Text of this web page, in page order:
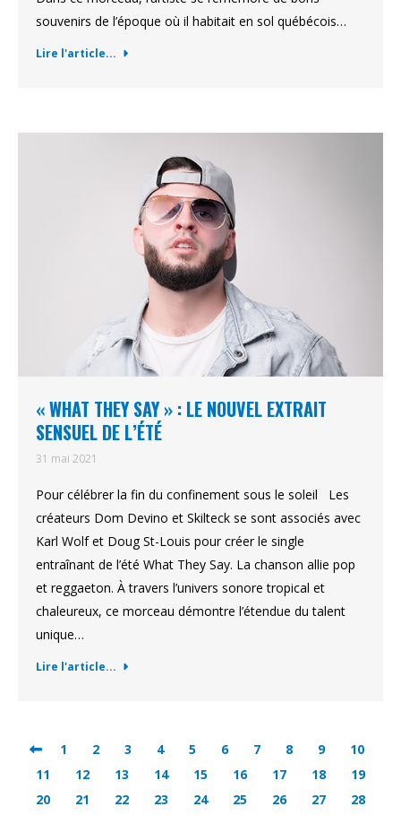
souvenirs de l’époque où il habitait en sol québécois…
Lire l'article...
« WHAT THEY SAY » : LE NOUVEL EXTRAIT
SENSUEL DE L’ÉTÉ
31 mai 2021
Pour célébrer la fin du confinement sous le soleil Les
créateurs Dom Devino et Skilteck se sont associés avec
Karl Wolf et Doug St-Louis pour créer le single
entraînant de l’été What They Say. La chanson allie pop
et reggaeton. À travers l’univers sonore tropical et
chaleureux, ce morceau démontre l’étendue du talent
unique…
Lire l'article...
1 2 3 4 5 6 7 8 9
10
11
12 13 14 15 16 17 18
19
20
21 22 23 24 25 26 27
28